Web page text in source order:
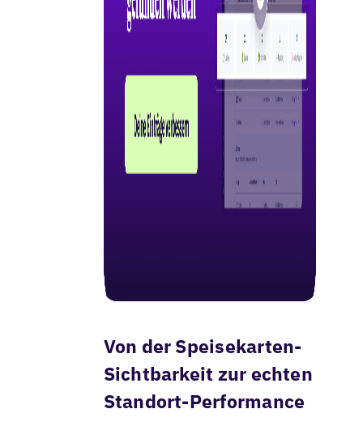
Von der Speisekarten-
Sichtbarkeit zur echten
Standort-Performance